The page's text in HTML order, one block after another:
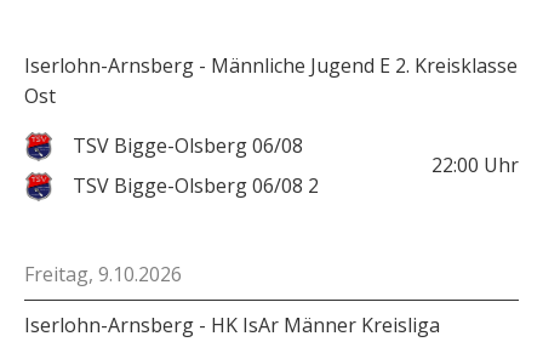
Iserlohn-Arnsberg - Männliche Jugend E 2. Kreisklasse
Ost
TSV Bigge-Olsberg 06/08
TSV Bigge-Olsberg 06/08 2
22:00 Uhr
Freitag, 9.10.2026
Iserlohn-Arnsberg - HK IsAr Männer Kreisliga